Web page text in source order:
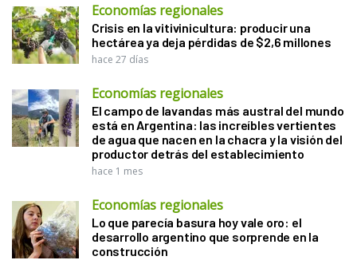
Economías regionales
Crisis en la vitivinicultura: producir una
hectárea ya deja pérdidas de $2,6 millones
hace 27 días
Economías regionales
El campo de lavandas más austral del mundo
está en Argentina: las increíbles vertientes
de agua que nacen en la chacra y la visión del
productor detrás del establecimiento
hace 1 mes
Economías regionales
Lo que parecía basura hoy vale oro: el
desarrollo argentino que sorprende en la
construcción